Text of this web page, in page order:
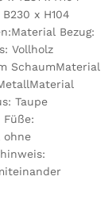
x H104
Bezug:
Vollholz
SchaumMaterial
Taupe
Füße:
ohne